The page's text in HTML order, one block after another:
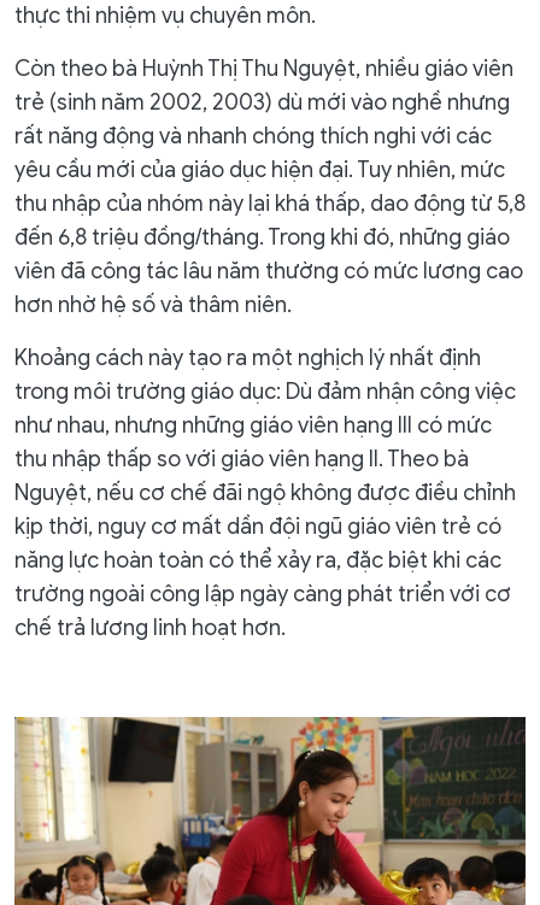
thực thi nhiệm vụ chuyên môn.
Còn theo bà Huỳnh Thị Thu Nguyệt, nhiều giáo viên
trẻ (sinh năm 2002, 2003) dù mới vào nghề nhưng
rất năng động và nhanh chóng thích nghi với các
yêu cầu mới của giáo dục hiện đại. Tuy nhiên, mức
thu nhập của nhóm này lại khá thấp, dao động từ 5,8
đến 6,8 triệu đồng/tháng. Trong khi đó, những giáo
viên đã công tác lâu năm thường có mức lương cao
hơn nhờ hệ số và thâm niên.
Khoảng cách này tạo ra một nghịch lý nhất định
trong môi trường giáo dục: Dù đảm nhận công việc
như nhau, nhưng những giáo viên hạng III có mức
thu nhập thấp so với giáo viên hạng II. Theo bà
Nguyệt, nếu cơ chế đãi ngộ không được điều chỉnh
kịp thời, nguy cơ mất dần đội ngũ giáo viên trẻ có
năng lực hoàn toàn có thể xảy ra, đặc biệt khi các
trường ngoài công lập ngày càng phát triển với cơ
chế trả lương linh hoạt hơn.